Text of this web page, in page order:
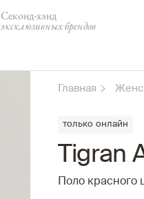
Cеконд-хэнд
эксклюзивных брендов
Главная
только онлайн
Tigran
Поло красного